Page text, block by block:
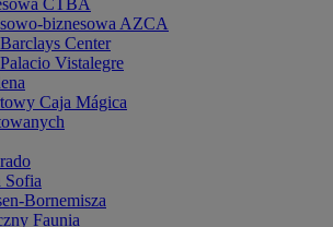
CTBA
biznesowa AZCA
Center
Vistalegre
Caja Mágica
Sofia
Bornemisza
Faunia